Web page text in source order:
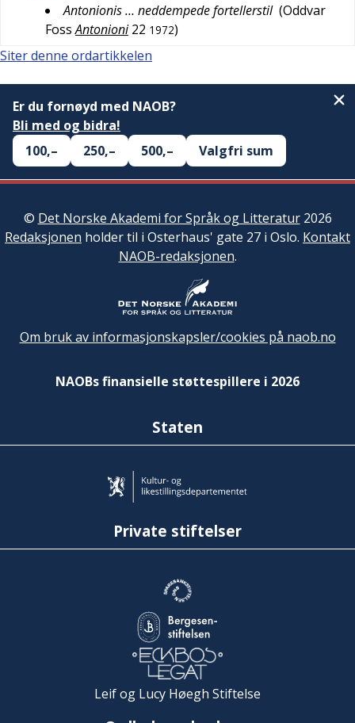
Antonionis … neddempede fortellerstil (Oddvar
Foss Antonioni 22 1972)
Siter denne ordartikkelen
Er du fornøyd med NAOB?
Bli med og bidra!
100,–
250,– 500,– Valgfri sum
© Det Norske Akademi for Språk og Litteratur2026
Redaksjonen holder til i Osterhaus' gate 27 i Oslo. Kontakt
NAOB-redaksjonen.
Om bruk av informasjonskapsler/cookies på naob.no
NAOBs finansielle støttespillere i 2026
Staten
Private stiftelser
Leif og Lucy Høegh Stiftelse